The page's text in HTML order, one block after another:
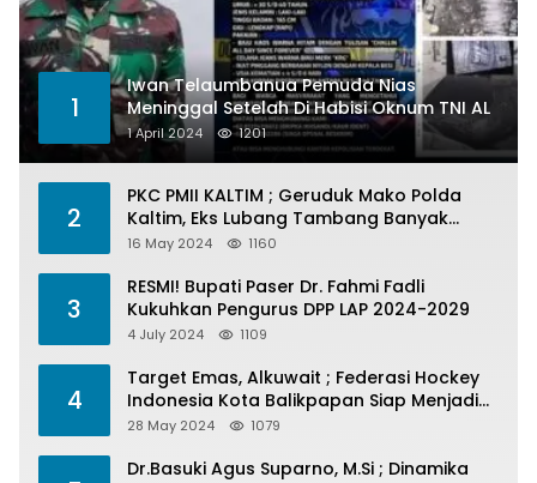
1
Iwan Telaumbanua Pemuda Nias
Meninggal Setelah Di Habisi Oknum TNI AL
1 April 2024 1201
2
PKC PMII KALTIM ; Geruduk Mako Polda
Kaltim, Eks Lubang Tambang Banyak
Menelan Korban
16 May 2024 1160
3
RESMI! Bupati Paser Dr. Fahmi Fadli
Kukuhkan Pengurus DPP LAP 2024-2029
4 July 2024 1109
4
Target Emas, Alkuwait ; Federasi Hockey
Indonesia Kota Balikpapan Siap Menjadi
Barometer Prestasi Di Kaltim
28 May 2024 1079
Dr.Basuki Agus Suparno, M.Si ; Dinamika